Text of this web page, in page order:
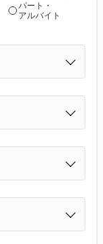
パート・
アルバイト